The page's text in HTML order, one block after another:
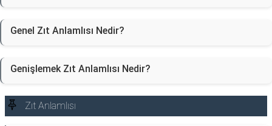
Genel Zıt Anlamlısı Nedir?
Genişlemek Zıt Anlamlısı Nedir?
Zıt Anlamlısı